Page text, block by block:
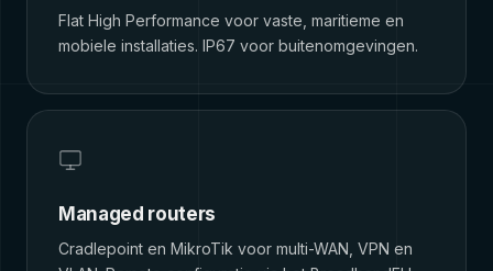
Flat High Performance voor vaste, maritieme en
mobiele installaties. IP67 voor buitenomgevingen.
Managed routers
Cradlepoint en MikroTik voor multi-WAN, VPN en